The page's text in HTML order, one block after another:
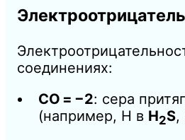
соединениях:
СО = −2: сера
(например, H в H2S,